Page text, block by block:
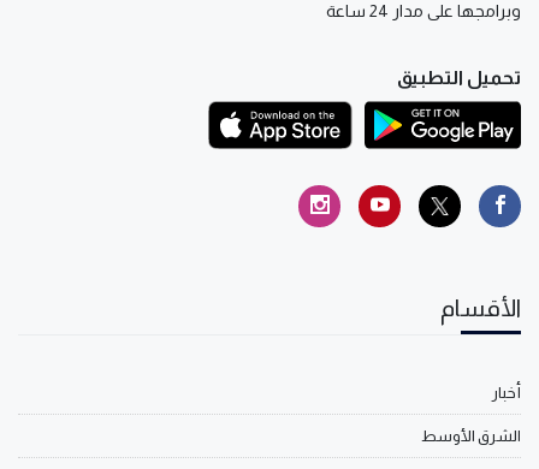
وبرامجها على مدار 24 ساعة
تحميل التطبيق
الأقسام
أخبار
الشرق الأوسط